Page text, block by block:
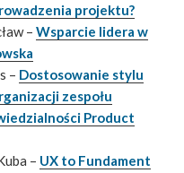
projektu?
–Wsparcie lidera w
– Dostosowanie stylu
zespołu
Product
– UX to Fundament